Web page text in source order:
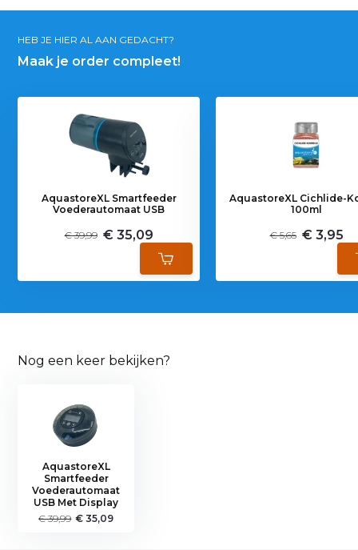
HEB JE HIER AL AAN GEDACHT?
Maak je order compleet!
AquastoreXL Smartfeeder
Voederautomaat USB
€ 39,99 € 35,09
AquastoreXL Cichlide-
100ml
€ 5,65 € 3,95
Nog een keer bekijken?
AquastoreXL
Smartfeeder
Voederautomaat
USB Met Display
€ 39,99 € 35,09